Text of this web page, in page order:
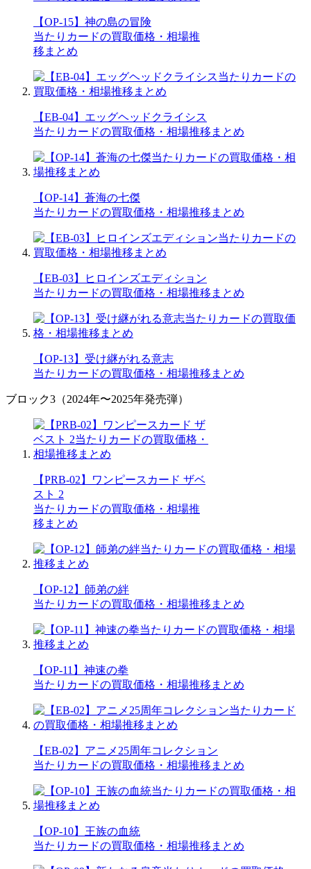
【OP-15】神の島の冒険
当たりカードの買取価格・相場推
移まとめ
【EB-04】エッグヘッドクライシス
当たりカードの買取価格・相場推移まとめ
【OP-14】蒼海の七傑
当たりカードの買取価格・相場推移まとめ
【EB-03】ヒロインズエディション
当たりカードの買取価格・相場推移まとめ
【OP-13】受け継がれる意志
当たりカードの買取価格・相場推移まとめ
ブロック3（2024年〜2025年発売弾）
【PRB-02】ワンピースカード ザベ
スト 2
当たりカードの買取価格・相場推
移まとめ
【OP-12】師弟の絆
当たりカードの買取価格・相場推移まとめ
【OP-11】神速の拳
当たりカードの買取価格・相場推移まとめ
【EB-02】アニメ25周年コレクション
当たりカードの買取価格・相場推移まとめ
【OP-10】王族の血統
当たりカードの買取価格・相場推移まとめ